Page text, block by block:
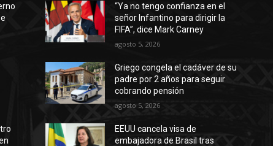
“Ya no tengo confianza en el
señor Infantino para dirigir la
FIFA”, dice Mark Carney
agosto 5, 2026
Griego congela el cadáver de su
padre por 2 años para seguir
cobrando pensión
agosto 5, 2026
EEUU cancela visa de
embajadora de Brasil tras